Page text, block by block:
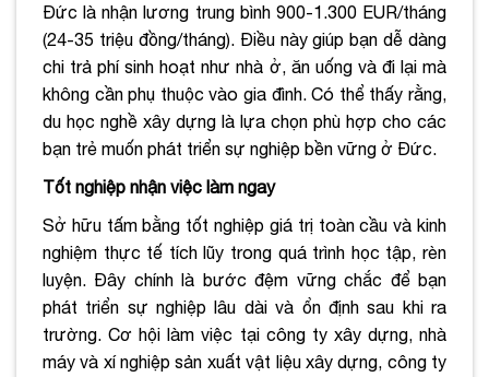
Đức là nhận lương trung bình 900-1.300 EUR/tháng
(24-35 triệu đồng/tháng). Điều này giúp bạn dễ dàng
chi trả phí sinh hoạt như nhà ở, ăn uống và đi lại mà
không cần phụ thuộc vào gia đình. Có thể thấy rằng,
du học nghề xây dựng là lựa chọn phù hợp cho các
bạn trẻ muốn phát triển sự nghiệp bền vững ở Đức.
Tốt nghiệp nhận việc làm ngay
Sở hữu tấm bằng tốt nghiệp giá trị toàn cầu và kinh
nghiệm thực tế tích lũy trong quá trình học tập, rèn
luyện. Đây chính là bước đệm vững chắc để bạn
phát triển sự nghiệp lâu dài và ổn định sau khi ra
trường. Cơ hội làm việc tại công ty xây dựng, nhà
máy và xí nghiệp sản xuất vật liệu xây dựng, công ty